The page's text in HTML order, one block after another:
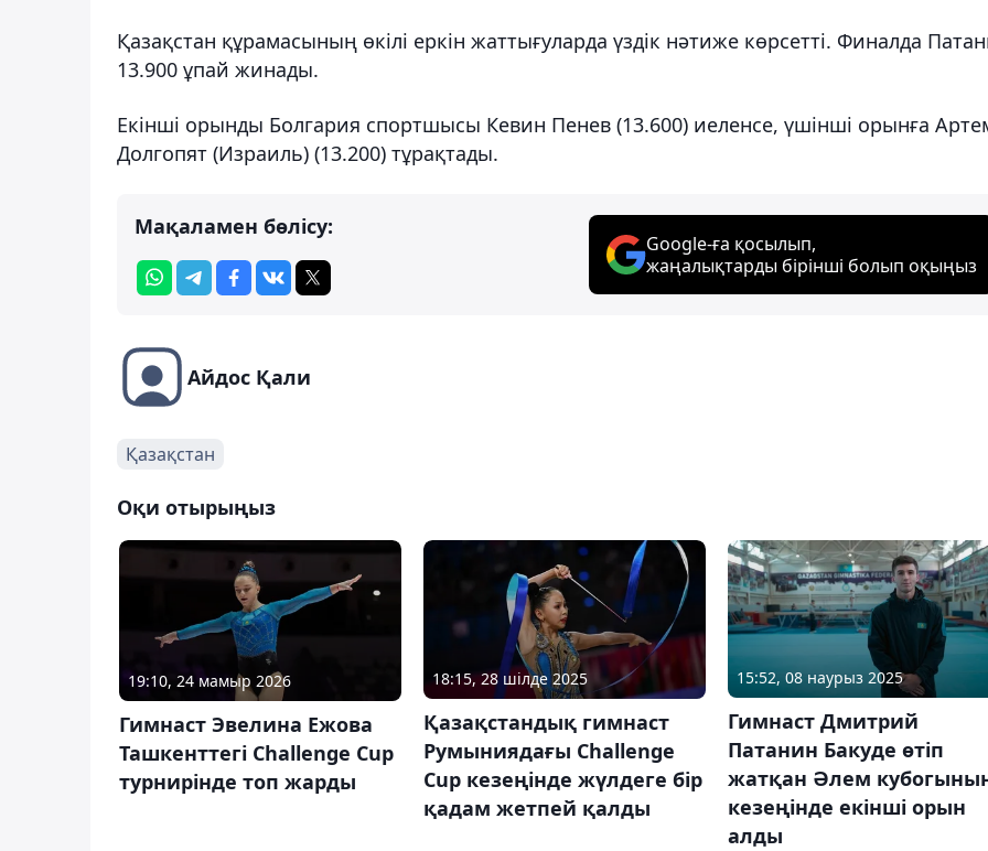
Қазақстан құрамасының өкілі еркін жаттығуларда үздік нәтиже көрсетті. Финалда
13.900 ұпай жинады.
Екінші орынды Болгария спортшысы Кевин Пенев (13.600) иеленсе, үшінші орынға
Долгопят (Израиль) (13.200) тұрақтады.
Мақаламен бөлісу:
Google-ға қосылып,
жаңалықтарды бірінші болып оқыңыз
Айдос Қали
Қазақстан
Оқи отырыңыз
19:10, 24 мамыр 2026
Гимнаст Эвелина Ежова
Ташкенттегі Challenge Cup
турнирінде топ жарды
18:15, 28 шілде 2025
Қазақстандық гимнаст
Румыниядағы Challenge
Cup кезеңінде жүлдеге бір
қадам жетпей қалды
15:52, 08 наурыз 2025
Гимнаст Дмитрий
Патанин Бакуде өтіп
жатқан Әлем
кезеңінде екінші орын
алды